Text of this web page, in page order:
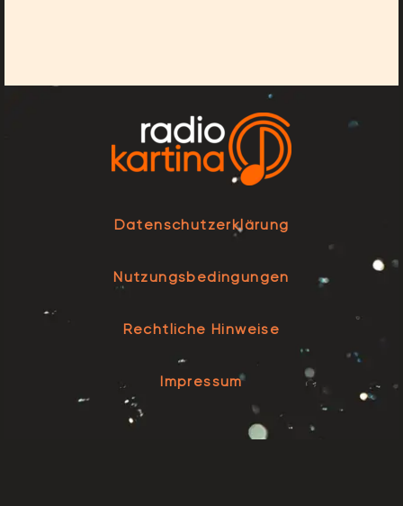
Datenschutzerklärung
Nutzungsbedingungen
Rechtliche Hinweise
Impressum